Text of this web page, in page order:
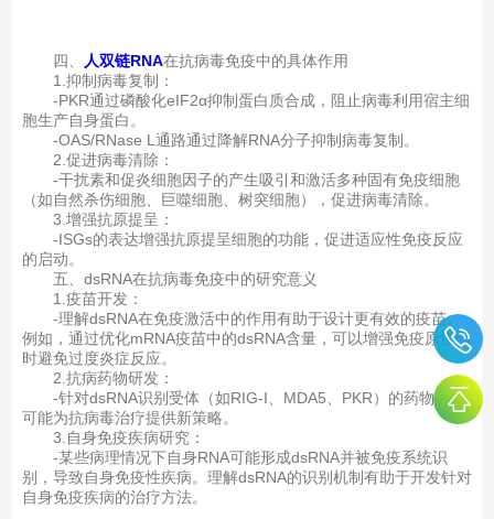
四、 人双链RNA在抗病毒免疫中的具体作用
1.抑制病毒复制：
-PKR通过磷酸化eIF2α抑制蛋白质合成，阻止病毒利用宿主细
胞生产自身蛋白。
-OAS/RNase L通路通过降解RNA分子抑制病毒复制。
2.促进病毒清除：
-干扰素和促炎细胞因子的产生吸引和激活多种固有免疫细胞
（如自然杀伤细胞、巨噬细胞、树突细胞），促进病毒清除。
3.增强抗原提呈：
-ISGs的表达增强抗原提呈细胞的功能，促进适应性免疫反应
的启动。
五、dsRNA在抗病毒免疫中的研究意义
1.疫苗开发：
-理解dsRNA在免疫激活中的作用有助于设计更有效的疫苗。
例如，通过优化mRNA疫苗中的dsRNA含量，可以增强免疫原性同
时避免过度炎症反应。
2.抗病药物研发：
-针对dsRNA识别受体（如RIG-I、MDA5、PKR）的药物开发
可能为抗病毒治疗提供新策略。
3.自身免疫疾病研究：
-某些病理情况下自身RNA可能形成dsRNA并被免疫系统识
别，导致自身免疫性疾病。理解dsRNA的识别机制有助于开发针对
自身免疫疾病的治疗方法。